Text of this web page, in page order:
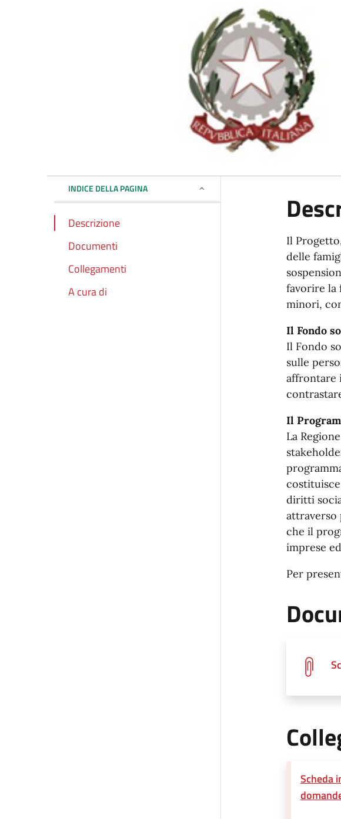
INDICE DELLA PAGINA
Descrizione
Documenti
Collegamenti
A cura di
Il
delle
favorire la
minori,
Il Fondo
Il Fondo
sulle
affrontare
Il
La
diritti
attraverso
che il
imprese
Per
Scheda